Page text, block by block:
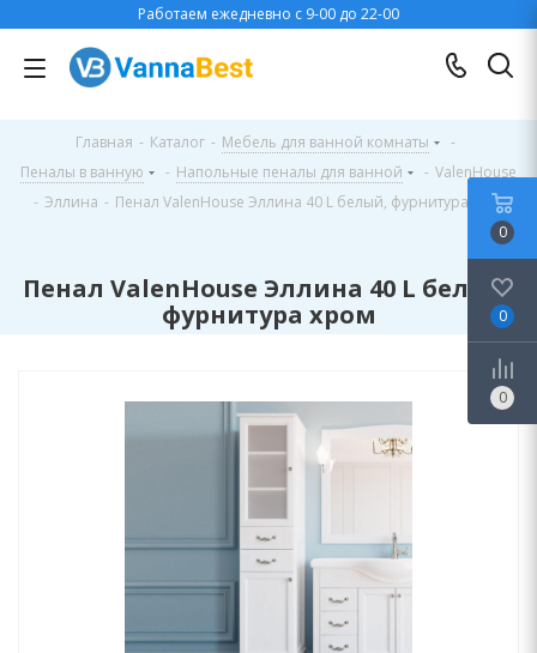
Работаем ежедневно с 9-00 до 22-00
Главная - Каталог - Мебель для ванной комнаты
-
Пеналы в ванную
- Напольные пеналы для ванной - ValenHouse
- Эллина - Пенал ValenHouse Эллина 40 L белый, фурнитура хром
Пенал ValenHouse Эллина 40 L белый,
фурнитура хром
0
0
0